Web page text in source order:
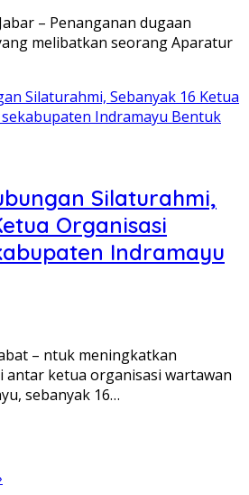
– Penanganan dugaan
melibatkan seorang Aparatur
Silaturahmi,
Organisasi
Indramayu
– ntuk meningkatkan
ketua organisasi wartawan
sebanyak 16…